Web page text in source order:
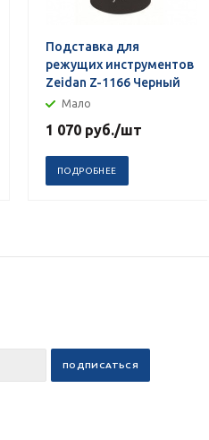
Подставка для
режущих инструментов
Zeidan Z-1166 Черный
Мало
1 070 руб./шт
ПОДРОБНЕЕ